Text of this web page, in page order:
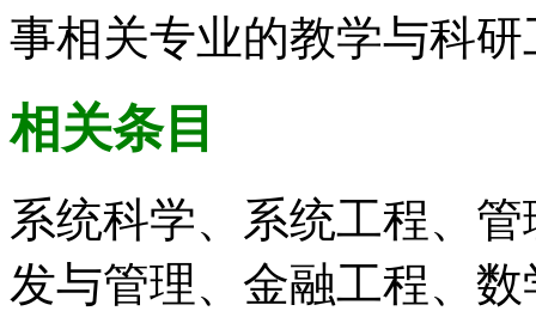
事相关专业的教学与科研
相关条目
系统科学、系统工程、
发与管理、金融工程、